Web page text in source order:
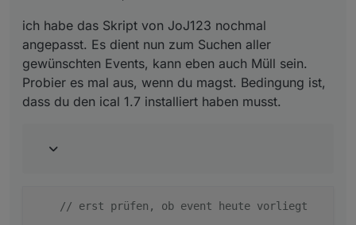
ich habe das Skript von JoJ123 nochmal
angepasst. Es dient nun zum Suchen aller
gewünschten Events, kann eben auch Müll sein.
Probier es mal aus, wenn du magst. Bedingung ist,
dass du den ical 1.7 installiert haben musst.
// erst prüfen, ob event heute vorliegt